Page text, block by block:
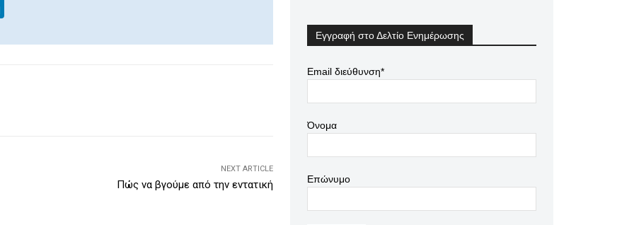
k
Viber
NEXT ARTICLE
Πώς να βγούμε από την εντατική
Εγγραφή στο Δελτίο Ενημέρωσης
Email διεύθυνση*
Όνομα
Επώνυμο